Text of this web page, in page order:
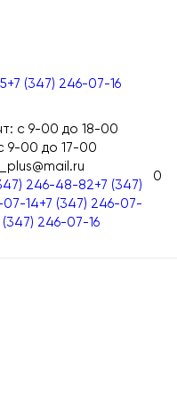
+7 (347) 246-07-16
с 9-00 до 18-00
9-00 до 17-00
246-48-82+7 (347)
14+7 (347) 246-07-
(347) 246-07-16
0